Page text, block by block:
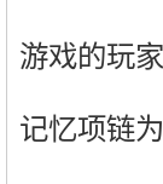
游戏的玩
记忆项链